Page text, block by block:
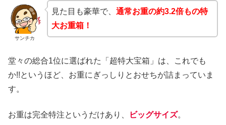
サンチカ
見た目も豪華で、 通常お重の約3.2倍もの特
大お重箱！
堂々の総合1位に選ばれた「超特大宝箱」は、これでも
か!!というほど、お重にぎっしりとおせちが詰まっていま
す。
お重は完全特注というだけあり、 ビッグサイズ。